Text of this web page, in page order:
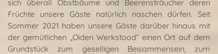
sich überall Obstbäume und Beerensträucher deren
Früchte unsere Gäste natürlich naschen dürfen. Seit
Sommer 2021 haben unsere Gäste darüber hinaus mit
der gemütlichen „Oiden Werkstood“ einen Ort auf dem
Grundstück zum geselligen Beisammensein, zum